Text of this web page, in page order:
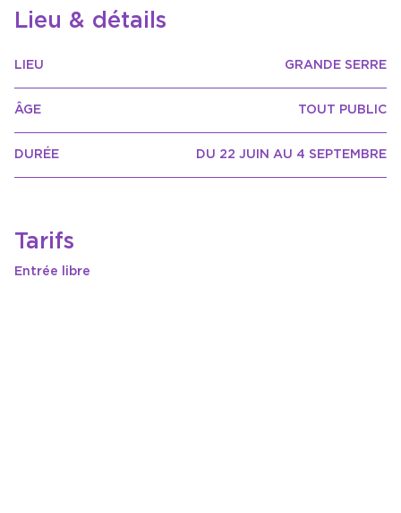
Lieu & détails
LIEU GRANDE SERRE
ÂGE TOUT PUBLIC
DURÉE DU 22 JUIN AU 4 SEPTEMBRE
Tarifs
Entrée libre